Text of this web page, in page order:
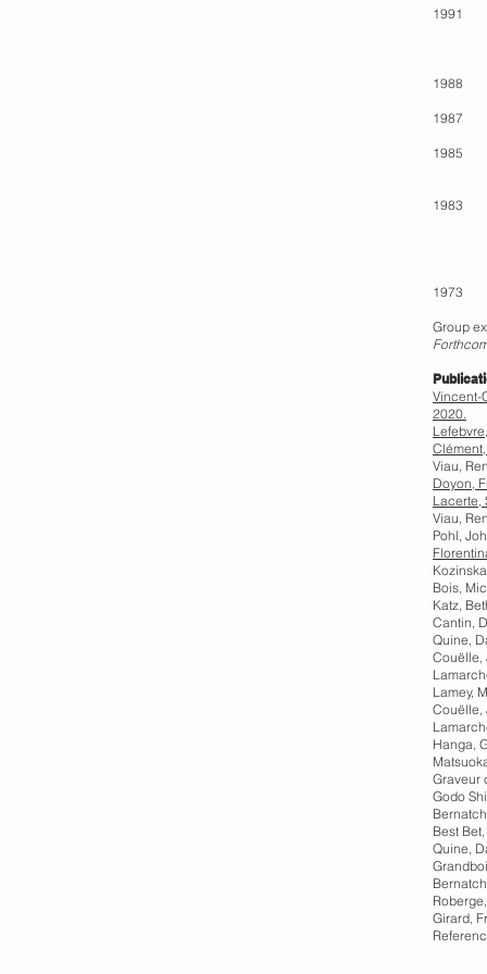
1991
1988
1987
1985
1983
1973
Group
Vincent-
2020.
Viau,
Doyon,
Lacerte,
Viau,
Pohl,
Bois,
Katz,
Cantin,
Quine,
Couëlle,
Lamey,
Couëlle,
Hanga,
Graveur
Godo
Best
Quine,
Girard,